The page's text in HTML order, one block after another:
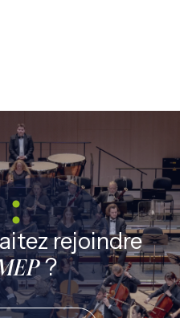
rejoindre
?